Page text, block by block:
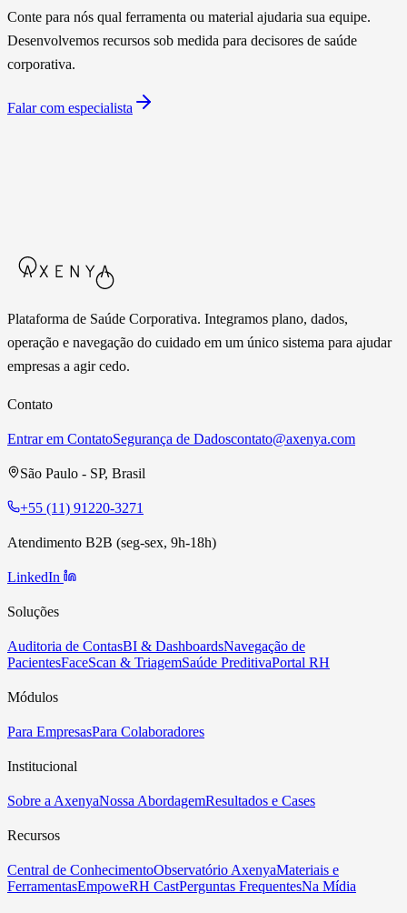
Conte para nós qual ferramenta ou material ajudaria sua equipe.
Desenvolvemos recursos sob medida para decisores de saúde
corporativa.
Falar com especialista
Plataforma de Saúde Corporativa. Integramos plano, dados,
operação e navegação do cuidado em um único sistema para ajudar
empresas a agir cedo.
Contato
Entrar em ContatoSegurança de Dadoscontato@axenya.com
São Paulo - SP, Brasil
+55 (11) 91220-3271
Atendimento B2B (seg-sex, 9h-18h)
LinkedIn
Soluções
Auditoria de ContasBI & DashboardsNavegação de
PacientesFaceScan & TriagemSaúde PreditivaPortal RH
Módulos
Para EmpresasPara Colaboradores
Institucional
Sobre a AxenyaNossa AbordagemResultados e Cases
Recursos
Central de ConhecimentoObservatório AxenyaMateriais e
FerramentasEmpoweRH CastPerguntas FrequentesNa Mídia